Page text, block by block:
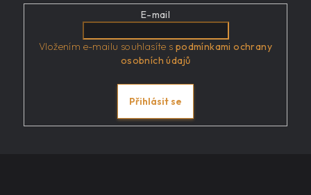
E-mail
Vložením e-mailu souhlasíte s podmínkami ochrany
osobních údajů
Přihlásit se